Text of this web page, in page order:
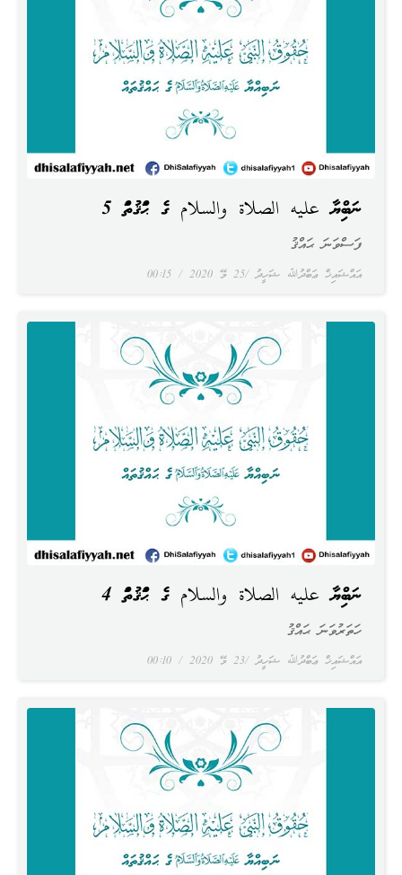
ނަބިއްޔާ عليه الصلاة والسلام ގެ ޙައްޤުތައް 5
އައްޝައިޚް ޢަބްދުﷲ ޝަހީދު 25 މޭ 2020
ފަސްވަނަ ޙައްޤު
ނަބިއްޔާ عليه الصلاة والسلام ގެ ޙައްޤުތައް 4
އައްޝައިޚް ޢަބްދުﷲ ޝަހީދު 23 މޭ 2020
ހަތަރުވަނަ ޙައްޤު